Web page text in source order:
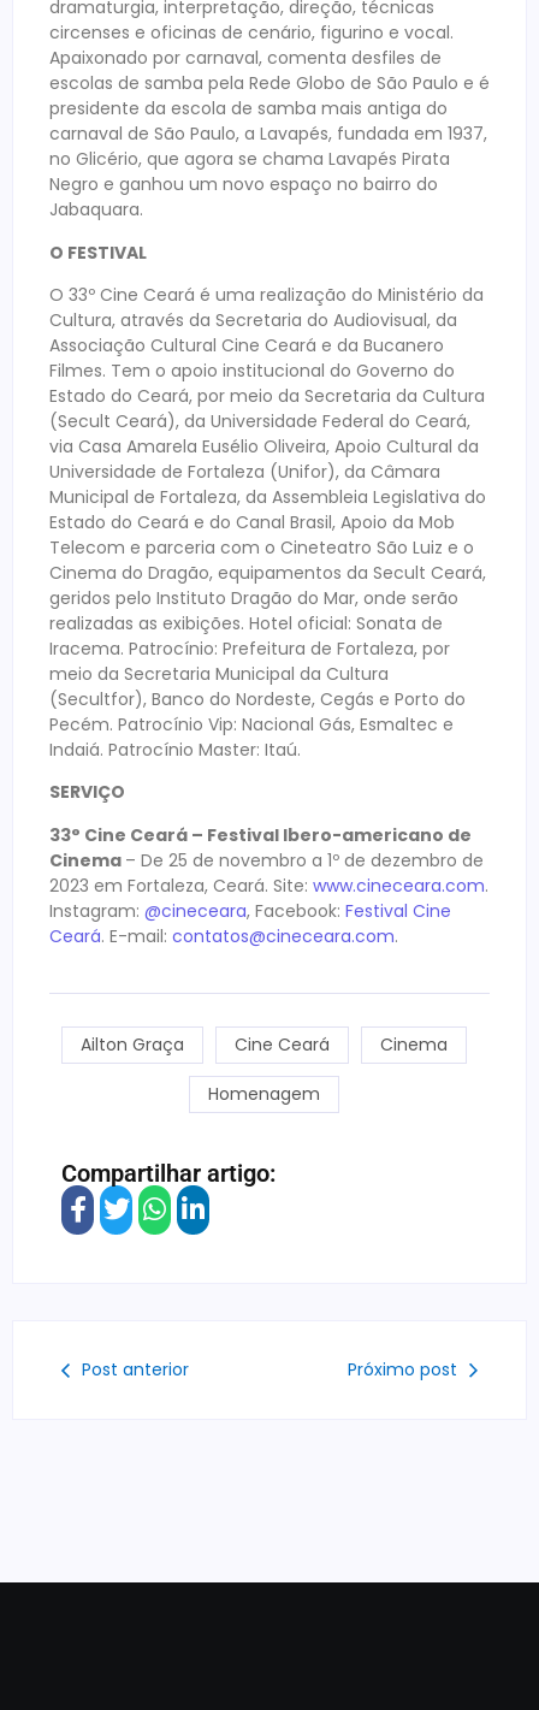
dramaturgia, interpretação, direção, técnicas
circenses e oficinas de cenário, figurino e vocal.
Apaixonado por carnaval, comenta desfiles de
escolas de samba pela Rede Globo de São Paulo e é
presidente da escola de samba mais antiga do
carnaval de São Paulo, a Lavapés, fundada em 1937,
no Glicério, que agora se chama Lavapés Pirata
Negro e ganhou um novo espaço no bairro do
Jabaquara.
O FESTIVAL
O 33º Cine Ceará é uma realização do Ministério da
Cultura, através da Secretaria do Audiovisual, da
Associação Cultural Cine Ceará e da Bucanero
Filmes. Tem o apoio institucional do Governo do
Estado do Ceará, por meio da Secretaria da Cultura
(Secult Ceará), da Universidade Federal do Ceará,
via Casa Amarela Eusélio Oliveira, Apoio Cultural da
Universidade de Fortaleza (Unifor), da Câmara
Municipal de Fortaleza, da Assembleia Legislativa do
Estado do Ceará e do Canal Brasil, Apoio da Mob
Telecom e parceria com o Cineteatro São Luiz e o
Cinema do Dragão, equipamentos da Secult Ceará,
geridos pelo Instituto Dragão do Mar, onde serão
realizadas as exibições. Hotel oficial: Sonata de
Iracema. Patrocínio: Prefeitura de Fortaleza, por
meio da Secretaria Municipal da Cultura
(Secultfor), Banco do Nordeste, Cegás e Porto do
Pecém. Patrocínio Vip: Nacional Gás, Esmaltec e
Indaiá. Patrocínio Master: Itaú.
SERVIÇO
33° Cine Ceará – Festival Ibero-americano de
Cinema – De 25 de novembro a 1º de dezembro de
2023 em Fortaleza, Ceará. Site: www.cineceara.com.
Instagram: @cineceara, Facebook: Festival Cine
Ceará. E-mail: contatos@cineceara.com.
Ailton Graça Cine Ceará Cinema
Homenagem
Compartilhar artigo:
Post anterior Próximo post